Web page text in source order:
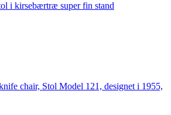
i kirsebærtræ super fin stand
chair, Stol Model 121, designet i 1955,